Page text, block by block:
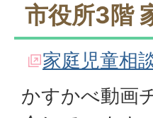
市役所3階
家庭児童相
かすかべ動画